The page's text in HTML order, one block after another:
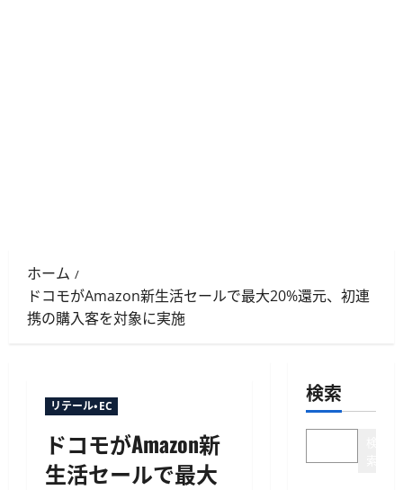
ホーム
ドコモがAmazon新生活セールで最大20%還元、初連
携の購入客を対象に実施
リテール・EC
ドコモがAmazon新
生活セールで最大
検索